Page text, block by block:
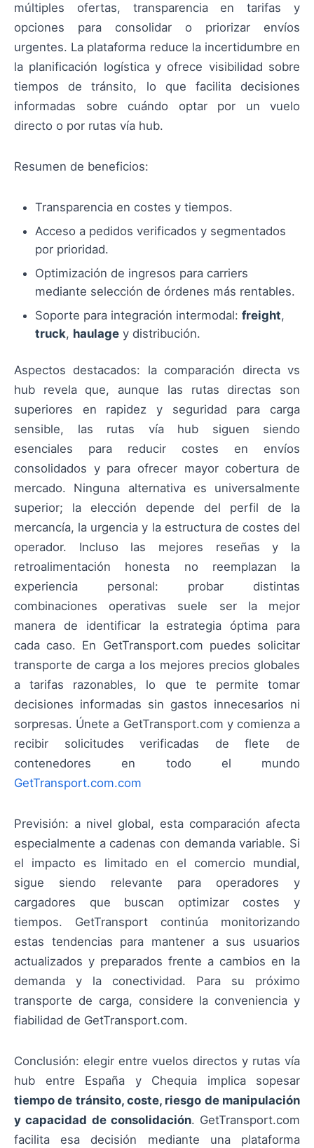
múltiples ofertas, transparencia en tarifas y
opciones para consolidar o priorizar envíos
urgentes. La plataforma reduce la incertidumbre en
la planificación logística y ofrece visibilidad sobre
tiempos de tránsito, lo que facilita decisiones
informadas sobre cuándo optar por un vuelo
directo o por rutas vía hub.
Resumen de beneficios:
Transparencia en costes y tiempos.
Acceso a pedidos verificados y segmentados
por prioridad.
Optimización de ingresos para carriers
mediante selección de órdenes más rentables.
Soporte para integración intermodal: freight,
truck, haulage y distribución.
Aspectos destacados: la comparación directa vs
hub revela que, aunque las rutas directas son
superiores en rapidez y seguridad para carga
sensible, las rutas vía hub siguen siendo
esenciales para reducir costes en envíos
consolidados y para ofrecer mayor cobertura de
mercado. Ninguna alternativa es universalmente
superior; la elección depende del perfil de la
mercancía, la urgencia y la estructura de costes del
operador. Incluso las mejores reseñas y la
retroalimentación honesta no reemplazan la
experiencia personal: probar distintas
combinaciones operativas suele ser la mejor
manera de identificar la estrategia óptima para
cada caso. En GetTransport.com puedes solicitar
transporte de carga a los mejores precios globales
a tarifas razonables, lo que te permite tomar
decisiones informadas sin gastos innecesarios ni
sorpresas. Únete a GetTransport.com y comienza a
recibir solicitudes verificadas de flete de
contenedores en todo el mundo
GetTransport.com.com
Previsión: a nivel global, esta comparación afecta
especialmente a cadenas con demanda variable. Si
el impacto es limitado en el comercio mundial,
sigue siendo relevante para operadores y
cargadores que buscan optimizar costes y
tiempos. GetTransport continúa monitorizando
estas tendencias para mantener a sus usuarios
actualizados y preparados frente a cambios en la
demanda y la conectividad. Para su próximo
transporte de carga, considere la conveniencia y
fiabilidad de GetTransport.com.
Conclusión: elegir entre vuelos directos y rutas vía
hub entre España y Chequia implica sopesar
tiempo de tránsito, coste, riesgo de manipulación
y capacidad de consolidación. GetTransport.com
facilita esa decisión mediante una plataforma